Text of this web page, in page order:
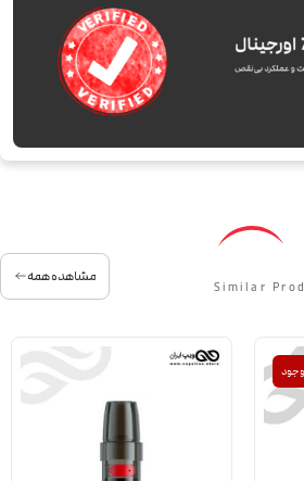
Similar
مشاهده همه